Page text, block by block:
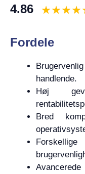
4.86
Fordele
handlende.
Høj
Bred